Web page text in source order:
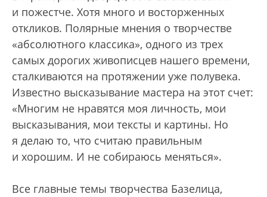
и пожестче. Хотя много и восторженных
откликов. Полярные мнения о творчестве
«абсолютного классика», одного из трех
самых дорогих живописцев нашего времени,
сталкиваются на протяжении уже полувека.
Известно высказывание мастера на этот счет:
«Многим не нравятся моя личность, мои
высказывания, мои тексты и картины. Но
я делаю то, что считаю правильным
и хорошим. И не собираюсь меняться».
Все главные темы творчества Базелица,